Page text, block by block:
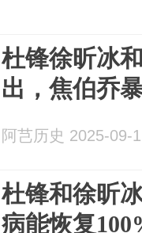
杜锋徐昕冰
出，焦伯乔
阿芑历史 2025-09-
杜锋和徐昕
病能恢复